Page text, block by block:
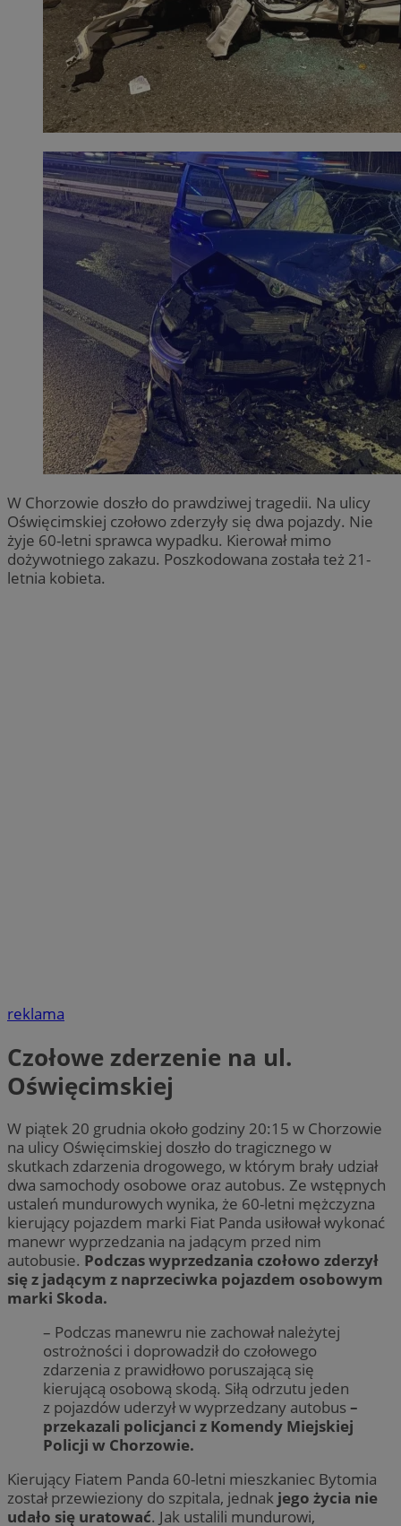
W Chorzowie doszło do prawdziwej tragedii. Na ulicy
Oświęcimskiej czołowo zderzyły się dwa pojazdy. Nie
żyje 60-letni sprawca wypadku. Kierował mimo
dożywotniego zakazu. Poszkodowana została też 21-
letnia kobieta.
reklama
Czołowe zderzenie na ul.
Oświęcimskiej
W piątek 20 grudnia około godziny 20:15 w Chorzowie
na ulicy Oświęcimskiej doszło do tragicznego w
skutkach zdarzenia drogowego, w którym brały udział
dwa samochody osobowe oraz autobus. Ze wstępnych
ustaleń mundurowych wynika, że 60-letni mężczyzna
kierujący pojazdem marki Fiat Panda usiłował wykonać
manewr wyprzedzania na jadącym przed nim
autobusie. Podczas wyprzedzania czołowo zderzył
się z jadącym z naprzeciwka pojazdem osobowym
marki Skoda.
– Podczas manewru nie zachował należytej
ostrożności i doprowadził do czołowego
zdarzenia z prawidłowo poruszającą się
kierującą osobową skodą. Siłą odrzutu jeden
z pojazdów uderzył w wyprzedzany autobus–
przekazali policjanci z Komendy Miejskiej
Policji w Chorzowie.
Kierujący Fiatem Panda 60-letni mieszkaniec Bytomia
został przewieziony do szpitala, jednak jego życia nie
udało się uratować. Jak ustalili mundurowi,